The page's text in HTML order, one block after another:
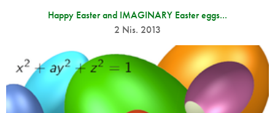
Happy Easter and IMAGINARY Easter eggs...
2 Nis. 2013